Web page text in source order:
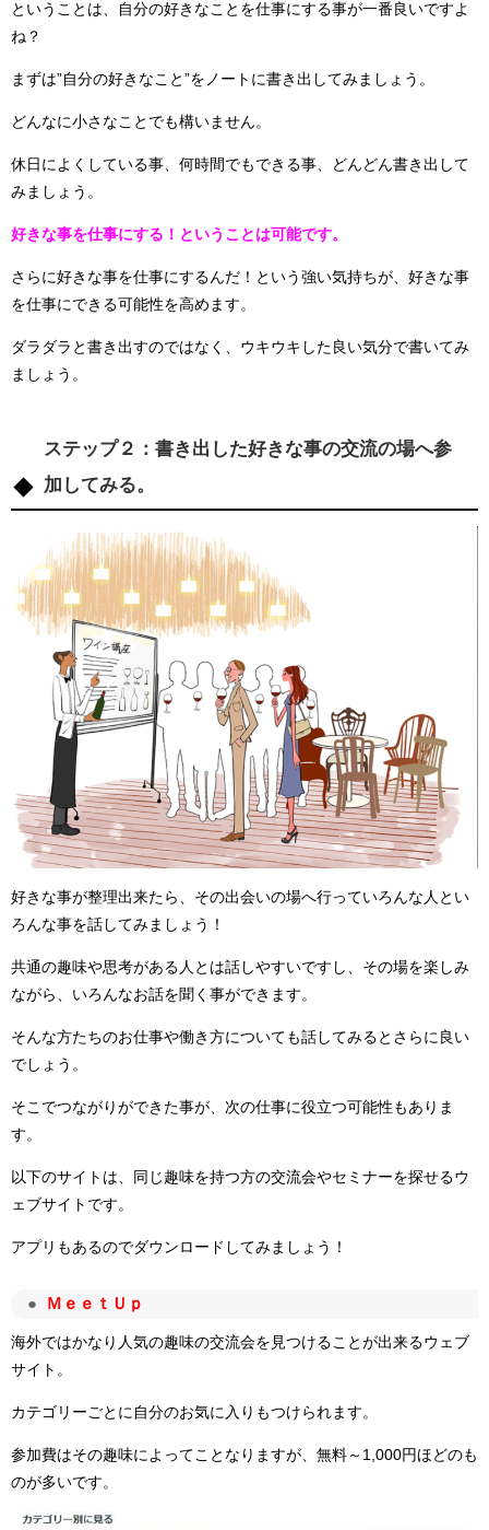
ということは、自分の好きなことを仕事にする事が一番良いですよ
ね？
まずは”自分の好きなこと”をノートに書き出してみましょう。
どんなに小さなことでも構いません。
休日によくしている事、何時間でもできる事、どんどん書き出して
みましょう。
好きな事を仕事にする！ということは可能です。
さらに好きな事を仕事にするんだ！という強い気持ちが、好きな事
を仕事にできる可能性を高めます。
ダラダラと書き出すのではなく、ウキウキした良い気分で書いてみ
ましょう。
ステップ２：書き出した好きな事の交流の場へ参
加してみる。
好きな事が整理出来たら、その出会いの場へ行っていろんな人とい
ろんな事を話してみましょう！
共通の趣味や思考がある人とは話しやすいですし、その場を楽しみ
ながら、いろんなお話を聞く事ができます。
そんな方たちのお仕事や働き方についても話してみるとさらに良い
でしょう。
そこでつながりができた事が、次の仕事に役立つ可能性もありま
す。
以下のサイトは、同じ趣味を持つ方の交流会やセミナーを探せるウ
ェブサイトです。
アプリもあるのでダウンロードしてみましょう！
Ｍ ｅｅｔＵｐ
海外ではかなり人気の趣味の交流会を見つけることが出来るウェブ
サイト。
カテゴリーごとに自分のお気に入りもつけられます。
参加費はその趣味によってことなりますが、無料～1,000円ほどのも
のが多いです。